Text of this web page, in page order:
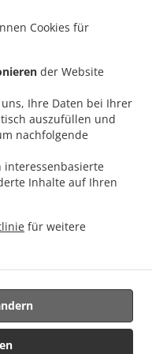
Cookies für
der Website
Ihre Daten bei Ihrer
auszufüllen und
nachfolgende
interessenbasierte
Inhalte auf Ihren
für weitere
. Portugais Essen Lieferservice
. Portugais Essen Lieferservice
Mondercange
Portugais Essen Lieferservice Esch an
. Portugais Essen Lieferservice
Dippach Schuller
Clemency .
Lieferservice Longlaville .
. Portugais Essen Lieferservice
und zum Liefern
| +34661617059